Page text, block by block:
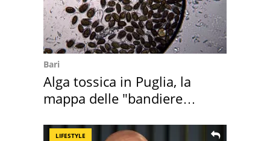
Bari
Alga tossica in Puglia, la
mappa delle "bandiere
LIFESTYLE